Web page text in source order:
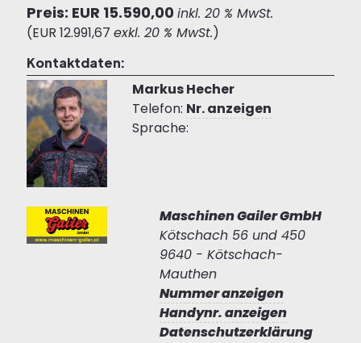
Preis: EUR 15.590,00 inkl. 20 % MwSt.
(EUR 12.991,67 exkl. 20 % MwSt.)
Kontaktdaten:
Markus Hecher
Telefon: Nr. anzeigen
Sprache:
Maschinen Gailer GmbH
Kötschach 56 und 450
9640 - Kötschach-
Mauthen
Nummer anzeigen
Handynr. anzeigen
Datenschutzerklärung